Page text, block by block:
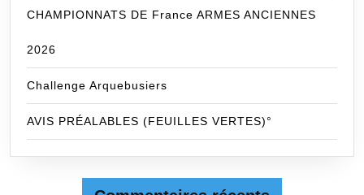
CHAMPIONNATS DE France ARMES ANCIENNES
2026
Challenge Arquebusiers
AVIS PRÉALABLES (FEUILLES VERTES)°